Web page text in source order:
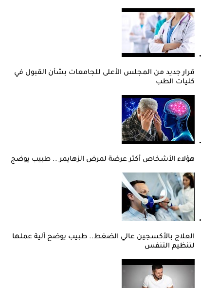
قرار جديد من المجلس الأعلى للجامعات بشأن القبول في
كليات الطب
هؤلاء الأشخاص أكثر عرضة لمرض الزهايمر .. طبيب يوضج
العلاج بالأكسجين عالي الضغط.. طبيب يوضح آلية عملها
لتنظيم التنفس